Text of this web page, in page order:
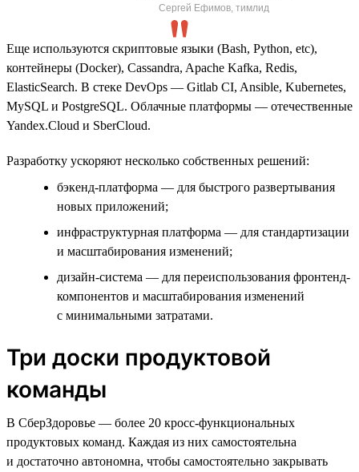
Сергей Ефимов, тимлид
Еще используются скриптовые языки (Bash, Python, etc),
контейнеры (Docker), Cassandra, Apache Kafka, Redis,
ElasticSearch. В стеке DevOps — Gitlab CI, Ansible, Kubernetes,
MySQL и PostgreSQL. Облачные платформы — отечественные
Yandex.Cloud и SberCloud.
Разработку ускоряют несколько собственных решений:
бэкенд-платформа — для быстрого развертывания
новых приложений;
инфраструктурная платформа — для стандартизации
и масштабирования изменений;
дизайн-система — для переиспользования фронтенд-
компонентов и масштабирования изменений
с минимальными затратами.
Три доски продуктовой
команды
В СберЗдоровье — более 20 кросс-функциональных
продуктовых команд. Каждая из них самостоятельна
и достаточно автономна, чтобы самостоятельно закрывать